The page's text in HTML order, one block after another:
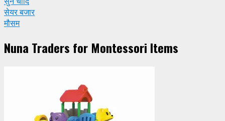
सेयर बजार
मौसम
Nuna Traders for Montessori Items